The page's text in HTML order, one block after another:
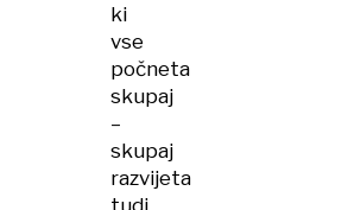
ki
vse
počneta
skupaj
–
skupaj
razvijeta
tudi